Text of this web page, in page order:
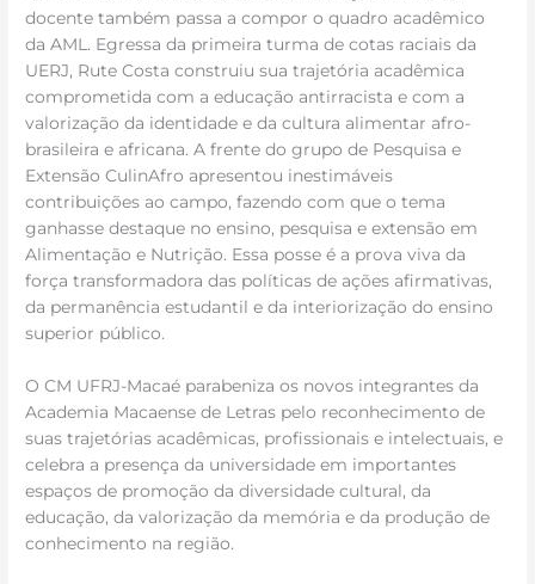
docente também passa a compor o quadro acadêmico
da AML. Egressa da primeira turma de cotas raciais da
UERJ, Rute Costa construiu sua trajetória acadêmica
comprometida com a educação antirracista e com a
valorização da identidade e da cultura alimentar afro-
brasileira e africana. A frente do grupo de Pesquisa e
Extensão CulinAfro apresentou inestimáveis
contribuições ao campo, fazendo com que o tema
ganhasse destaque no ensino, pesquisa e extensão em
Alimentação e Nutrição. Essa posse é a prova viva da
força transformadora das políticas de ações afirmativas,
da permanência estudantil e da interiorização do ensino
superior público.
O CM UFRJ-Macaé parabeniza os novos integrantes da
Academia Macaense de Letras pelo reconhecimento de
suas trajetórias acadêmicas, profissionais e intelectuais, e
celebra a presença da universidade em importantes
espaços de promoção da diversidade cultural, da
educação, da valorização da memória e da produção de
conhecimento na região.